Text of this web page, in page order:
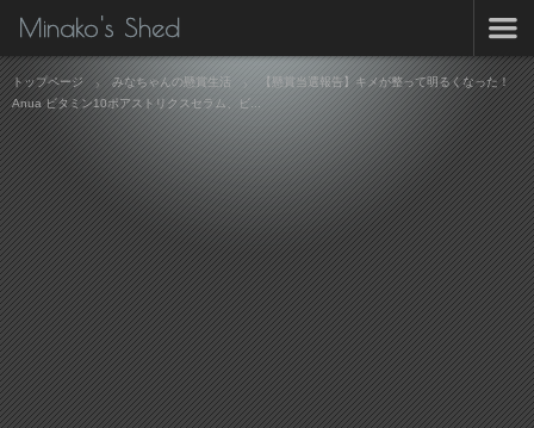
Minako's Shed
トップページ みなちゃんの懸賞生活
【懸賞当選報告】キメが整って明るくなった！
Anua ビタミン10ポアストリクスセラム、ビ...